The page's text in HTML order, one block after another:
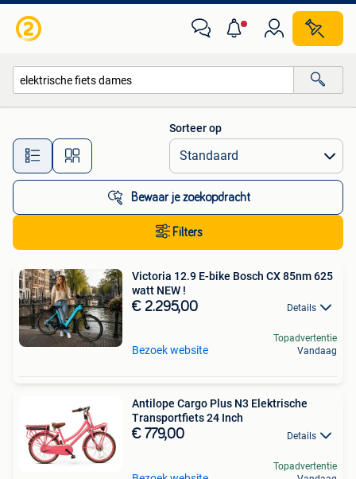
Alle afstanden…
Sorteer op
Bewaar je zoekopdracht
Filters
Victoria 12.9 E-bike Bosch CX 85nm 625
watt NEW !
€ 2.295,00 Details
Bezoek website
Topadvertentie
Vandaag
Antilope Cargo Plus N3 Elektrische
Transportfiets 24 Inch
€ 779,00 Details
Topadvertentie